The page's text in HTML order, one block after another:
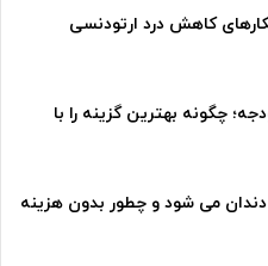
کاهش درد ارتودنسی
چگونه بهترین گزینه را با
دندان می شود و چطور بدون هزینه